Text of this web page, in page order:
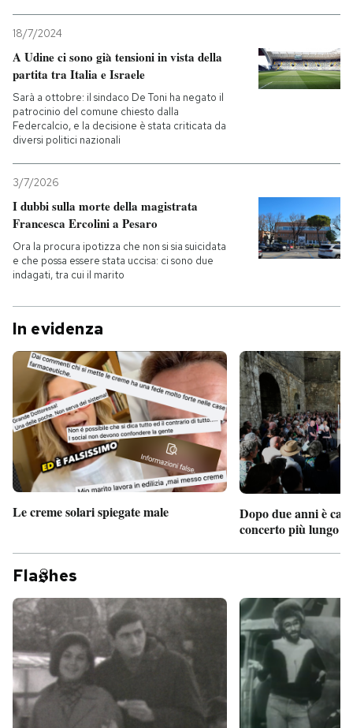
NEWSLETTER
I MIEI PREFERITI
CALENDARIO
AREA PERSONALE
18/7/2024
A Udine ci sono già tensioni in vista della
partita tra Italia e Israele
Sarà a ottobre: il sindaco De Toni ha negato il
patrocinio del comune chiesto dalla
Federcalcio, e la decisione è stata criticata da
diversi politici nazionali
3/7/2026
I dubbi sulla morte della magistrata
Francesca Ercolini a Pesaro
Ora la procura ipotizza che non si sia suicidata
e che possa essere stata uccisa: ci sono due
indagati, tra cui il marito
In evidenza
Le creme solari spiegate male
Dopo due anni è
concerto più lungo
Fla hes